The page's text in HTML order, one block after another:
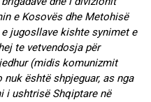
e Kosovës dhe Metohisë
jugosllave kishte synimet e
te vetvendosja për
(midis komunizmit
është shpjeguar, as nga
i ushtrisë Shqiptare në